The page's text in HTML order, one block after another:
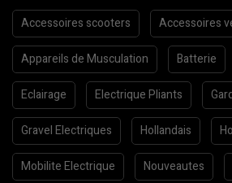
Accessoires scooters Accessoires
Appareils de Musculation Batterie
Eclairage Electrique Pliants
Gravel Electriques Hollandais
Mobilite Electrique Nouveautes